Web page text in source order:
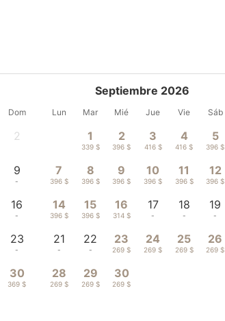
Dom
2
9
-
16
-
23
-
30
369 $
Septiembre 2026
Lun Mar Mié Jue Vie Sáb
1
339 $
2
396 $
3
416 $
4
416 $
5
396 $
7
396 $
8
396 $
9
396 $
10
396 $
11
396 $
12
396 $
14
396 $
15
396 $
16
314 $
17
-
18
-
19
-
21
-
22
-
23
269 $
24
269 $
25
269 $
26
269 $
28
269 $
29
269 $
30
269 $